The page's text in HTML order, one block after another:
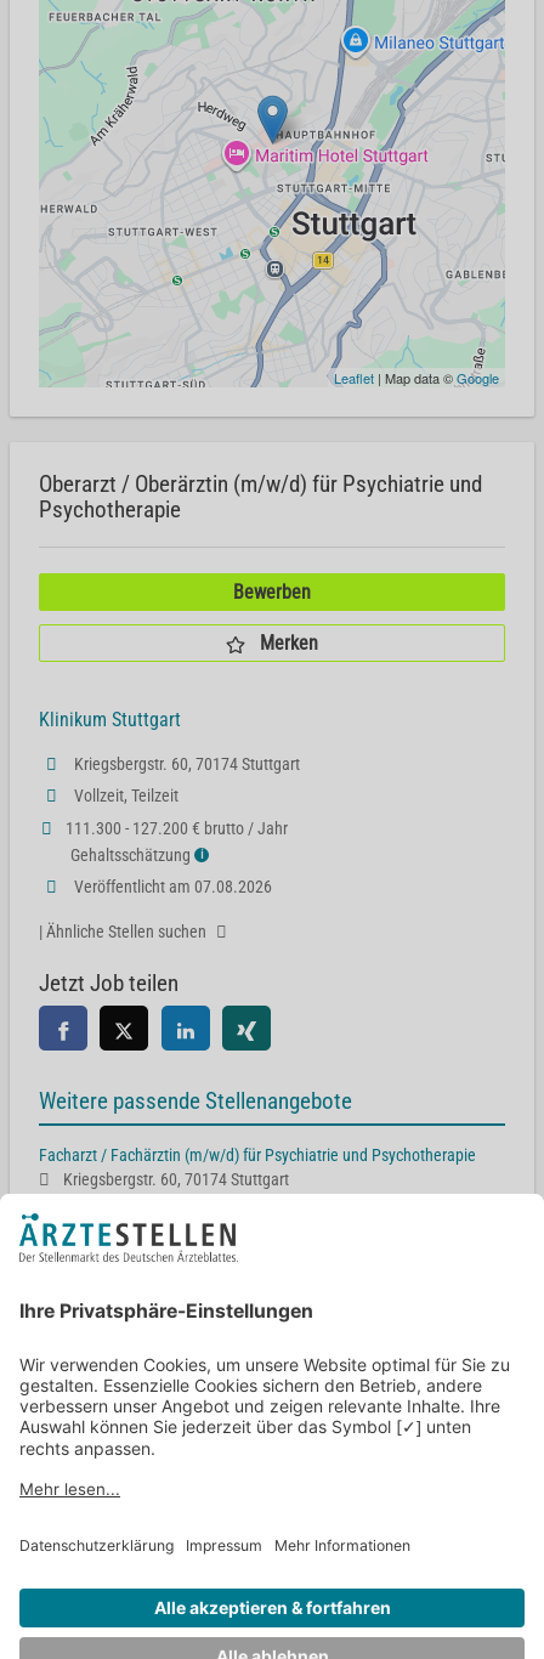
Leaflet | Map data ©Google
Oberarzt / Oberärztin (m/w/d) für Psychiatrie und
Psychotherapie
Bewerben
Merken
Klinikum Stuttgart
Kriegsbergstr. 60, 70174 Stuttgart
Vollzeit, Teilzeit
111.300 - 127.200 € brutto / Jahr
Gehaltsschätzung
ℹ
Veröffentlicht am 07.08.2026
| Ähnliche Stellen suchen
Jetzt Job teilen
Weitere passende Stellenangebote
Facharzt / Fachärztin (m/w/d) für Psychiatrie und Psychotherapie
Kriegsbergstr. 60, 70174 Stuttgart
Assistenzarzt / Assistenzärztin (m/w/d) in Weiterbildung Psychiatrie
und Psychotherapie
Assistenzärztin/ Assistenzarzt Psychiatrie und Psychotherapie
Kriegsbergstr. 60, 70174 Stuttgart
Oberarzt / Oberärztin für Psychosomatische Medizin und
Psychotherapie (m/w/d)
Kriegsbergstr. 60, 70174 Stuttgart
Oberärztin/Oberarzt für Psychiatrie und Psychotherapie (m/w/d) in
Fletscherstr. 74, 01307 Dresden
Zurück